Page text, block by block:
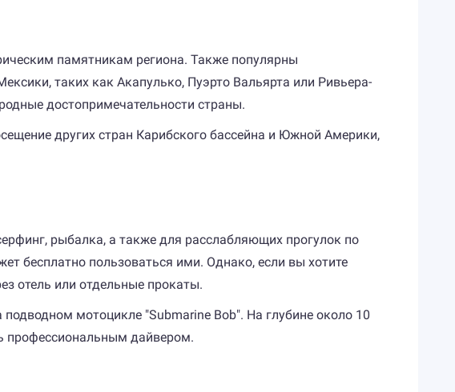
памятникам региона. Также популярны
таких как Акапулько, Пуэрто Вальярта или Ривьера-
достопримечательности страны.
других стран Карибского бассейна и Южной Америки,
рыбалка, а также для расслабляющих прогулок по
бесплатно пользоваться ими. Однако, если вы хотите
отель или отдельные прокаты.
мотоцикле "Submarine Bob". На глубине около 10
профессиональным дайвером.